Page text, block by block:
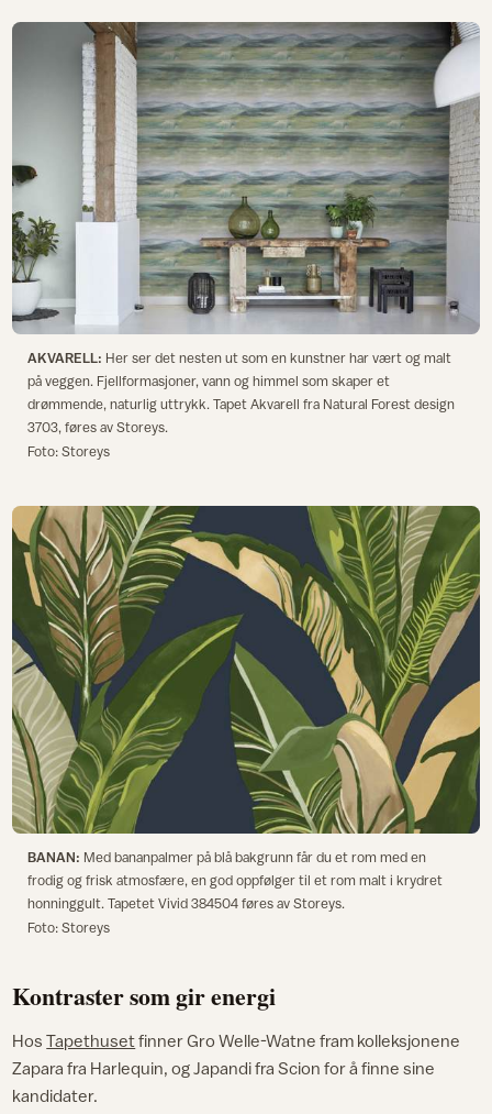
AKVARELL: Her ser det nesten ut som en kunstner har vært og malt
på veggen. Fjellformasjoner, vann og himmel som skaper et
drømmende, naturlig uttrykk. Tapet Akvarell fra Natural Forest design
3703, føres av Storeys.
Foto: Storeys
BANAN: Med bananpalmer på blå bakgrunn får du et rom med en
frodig og frisk atmosfære, en god oppfølger til et rom malt i krydret
honninggult. Tapetet Vivid 384504 føres av Storeys.
Foto: Storeys
Kontraster som gir energi
HosTapethusetfinner Gro Welle-Watne fram kolleksjonene
Zapara fra Harlequin, og Japandi fra Scion for å finne sine
kandidater.